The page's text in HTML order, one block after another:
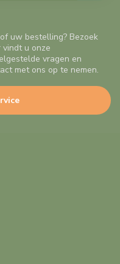
uw bestelling? Bezoek
vindt u onze
vragen en
met ons op te nemen.